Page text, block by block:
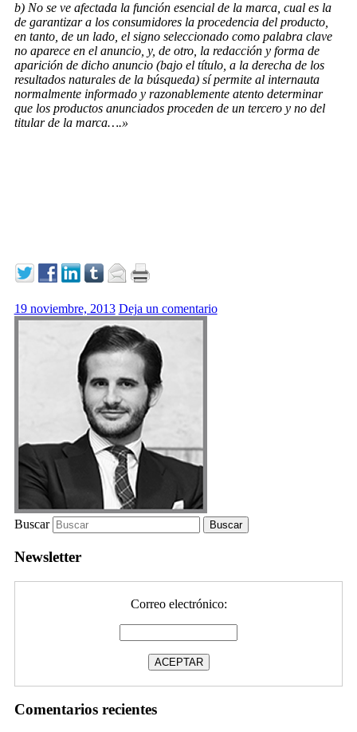
b) No se ve afectada la función esencial de la marca, cual es la
de garantizar a los consumidores la procedencia del producto,
en tanto, de un lado, el signo seleccionado como palabra clave
no aparece en el anuncio, y, de otro, la redacción y forma de
aparición de dicho anuncio (bajo el título, a la derecha de los
resultados naturales de la búsqueda) sí permite al internauta
normalmente informado y razonablemente atento determinar
que los productos anunciados proceden de un tercero y no del
titular de la marca….»
19 noviembre, 2013 Deja un comentario
Buscar
Newsletter
Correo electrónico:
Comentarios recientes